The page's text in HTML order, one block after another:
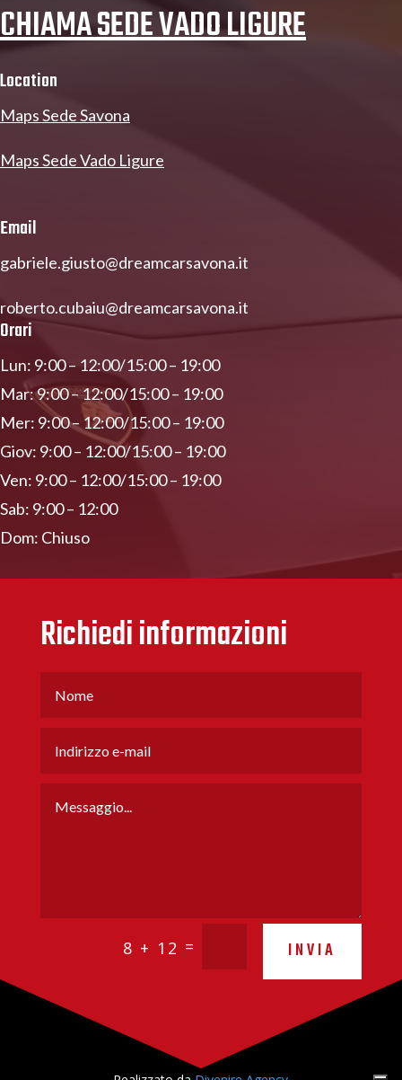
CHIAMA SEDE VADO LIGURE
Location
Maps Sede Savona
Maps Sede Vado Ligure
Email
gabriele.giusto@dreamcarsavona.it
roberto.cubaiu@dreamcarsavona.it
Orari
Lun: 9:00 – 12:00/15:00 – 19:00
Mar: 9:00 – 12:00/15:00 – 19:00
Mer: 9:00 – 12:00/15:00 – 19:00
Giov: 9:00 – 12:00/15:00 – 19:00
Ven: 9:00 – 12:00/15:00 – 19:00
Sab: 9:00 – 12:00
Dom: Chiuso
Richiedi informazioni
8 + 12 = INVIA